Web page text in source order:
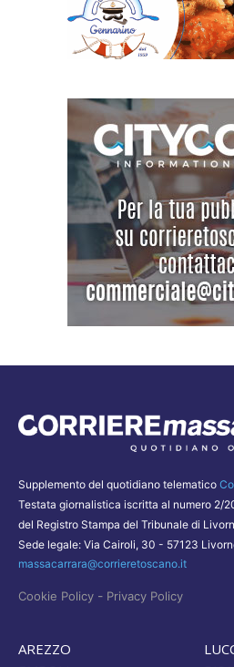
Supplemento del quotidiano telematico
Testata giornalistica iscritta al numero 2/
del Registro Stampa del Tribunale di
Sede legale: Via Cairoli, 30 - 57123
massacarrara@corrieretoscano.it
Cookie Policy - Privacy Policy
AREZZO